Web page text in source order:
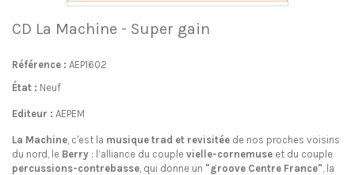
CD La Machine - Super gain
Référence : AEP1602
État : Neuf
Editeur : AEPEM
La Machine, c'est la musique trad et revisitée de nos proches voisins
du nord, le Berry : l’alliance du couple vielle-cornemuse et du couple
percussions-contrebasse, qui donne un "groove Centre France", la